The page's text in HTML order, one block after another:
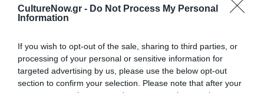
CultureNow.gr - Do Not Process My Personal
Information
If you wish to opt-out of the sale, sharing to third parties, or
processing of your personal or sensitive information for
targeted advertising by us, please use the below opt-out
section to confirm your selection. Please note that after your
Tags
ΓΛΥΚΕΡΙΑ
ΕΝΤΕΧΝΟ - ΛΑΪΚΟ - ΠΑΡΑΔΟΣΙΑΚΗ
ΚΑΛΟΚΑΙΡΙΝΕΣ ΣΥΝΑΥΛΙΕΣ
ΠΕΡΙΟΔΕΙΕΣ ΕΛΛΗΝΩΝ ΚΑΛΛΙΤΕΧΝΩΝ - ΚΑΛΟΚΑΙΡΙ 2018